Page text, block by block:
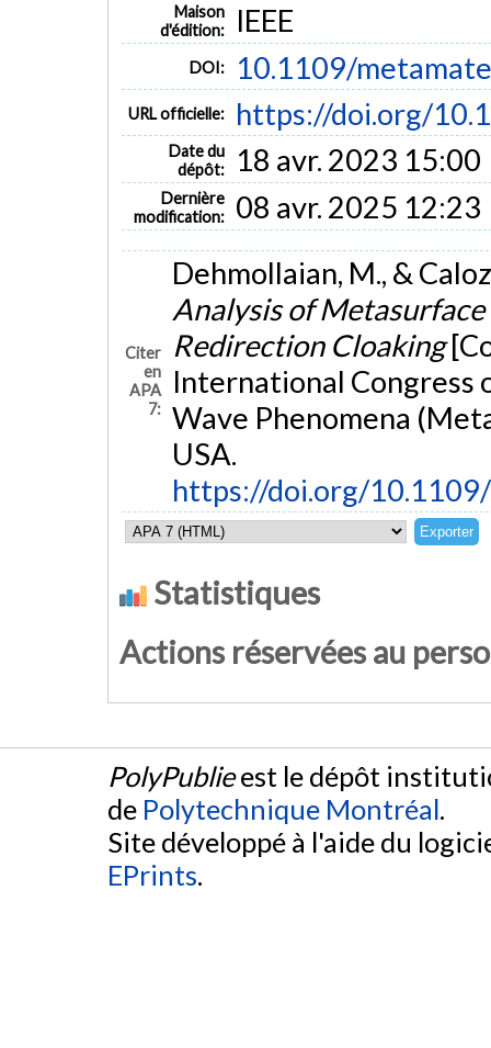
Maison
d'édition:
IEEE
DOI: 10.1109/
URL officielle: https://doi.org/
Date du
dépôt:
18 avr. 2023 15:00
Dernière
modification:
08 avr. 2025 12:23
Citer
en
APA
7:
Dehmollaian, M., &
Analysis of
Redirection Cloaking
International
Wave Phenomena
USA.
https://doi.org/
Statistiques
Actions réservées au
PolyPublieest le dépôt
de Polytechnique Montréal.
Site développé à l'aide du
EPrints.